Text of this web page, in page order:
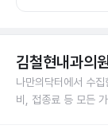
김철현내과의
나만의닥터에서 수집
비, 접종료 등 모든